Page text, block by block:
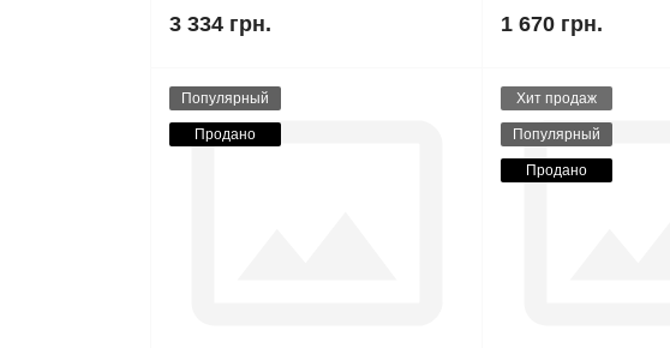
3 334 грн. 1 670 грн.
Популярный
Продано
Хит продаж
Популярный
Продано